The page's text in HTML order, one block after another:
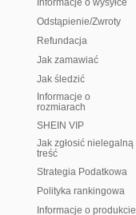
Informacje o wysyłce
Odstąpienie/Zwroty
Refundacja
Jak zamawiać
Jak śledzić
Informacje o
rozmiarach
SHEIN VIP
Jak zgłosić nielegalną
treść
Strategia Podatkowa
Polityka rankingowa
Informacje o produkcie